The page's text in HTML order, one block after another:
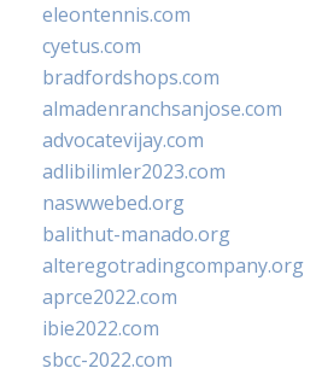
eleontennis.com
cyetus.com
bradfordshops.com
almadenranchsanjose.com
advocatevijay.com
adlibilimler2023.com
naswwebed.org
balithut-manado.org
alteregotradingcompany.org
aprce2022.com
ibie2022.com
sbcc-2022.com